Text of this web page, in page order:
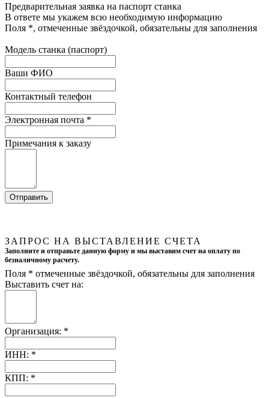
Предварительная заявка на паспорт станка
В ответе мы укажем всю необходимую информацию
Поля *, отмеченные звёздочкой, обязательны для заполнения
Модель станка (паспорт)
Ваши ФИО
Контактный телефон
Электронная почта *
Примечания к заказу
ЗАПРОС НА ВЫСТАВЛЕНИЕ СЧЕТА
Заполните и отправьте данную форму и мы выставим счет на оплату по
безналичному расчету.
Поля * отмеченные звёздочкой, обязательны для заполнения
Выставить счет на:
Организация: *
ИНН: *
КПП: *